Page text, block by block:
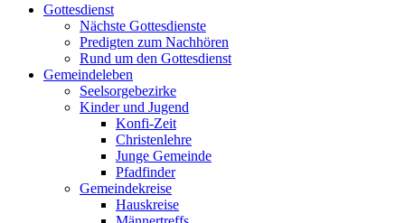
Gottesdienst
Nächste Gottesdienste
Predigten zum Nachhören
Rund um den Gottesdienst
Gemeindeleben
Seelsorgebezirke
Kinder und Jugend
Konfi-Zeit
Christenlehre
Junge Gemeinde
Pfadfinder
Gemeindekreise
Hauskreise